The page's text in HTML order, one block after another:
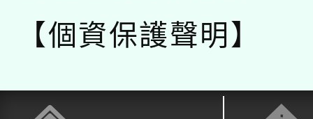
【個資保護聲明】